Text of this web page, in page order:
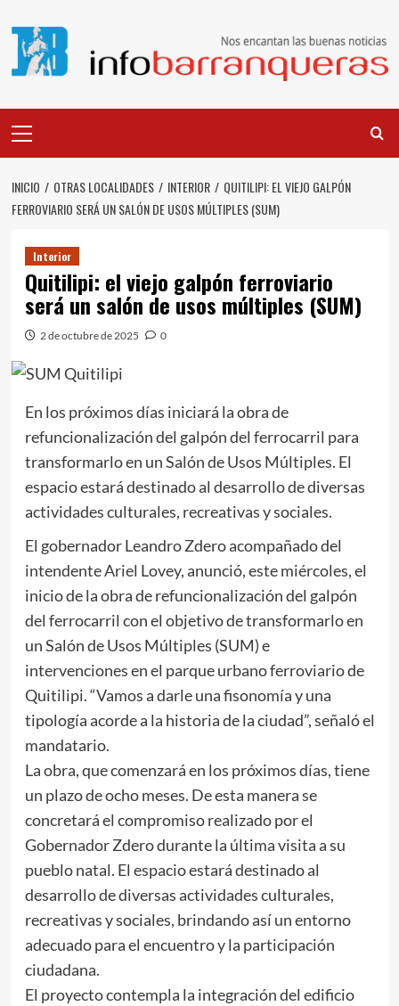
contenido
principal
INICIO OTRAS LOCALIDADES INTERIOR
QUITILIPI: EL VIEJO GALPÓN
FERROVIARIO SERÁ UN SALÓN DE USOS MÚLTIPLES (SUM)
Interior
Quitilipi: el viejo galpón ferroviario
será un salón de usos múltiples (SUM)
2 de octubre de 2025 0
En los próximos días iniciará la obra de
refuncionalización del galpón del ferrocarril para
transformarlo en un Salón de Usos Múltiples. El
espacio estará destinado al desarrollo de diversas
actividades culturales, recreativas y sociales.
El gobernador Leandro Zdero acompañado del
intendente Ariel Lovey, anunció, este miércoles, el
inicio de la obra de refuncionalización del galpón
del ferrocarril con el objetivo de transformarlo en
un Salón de Usos Múltiples (SUM) e
intervenciones en el parque urbano ferroviario de
Quitilipi. “Vamos a darle una fisonomía y una
tipología acorde a la historia de la ciudad”, señaló el
mandatario.
La obra, que comenzará en los próximos días, tiene
un plazo de ocho meses. De esta manera se
concretará el compromiso realizado por el
Gobernador Zdero durante la última visita a su
pueblo natal. El espacio estará destinado al
desarrollo de diversas actividades culturales,
recreativas y sociales, brindando así un entorno
adecuado para el encuentro y la participación
ciudadana.
El proyecto contempla la integración del edificio